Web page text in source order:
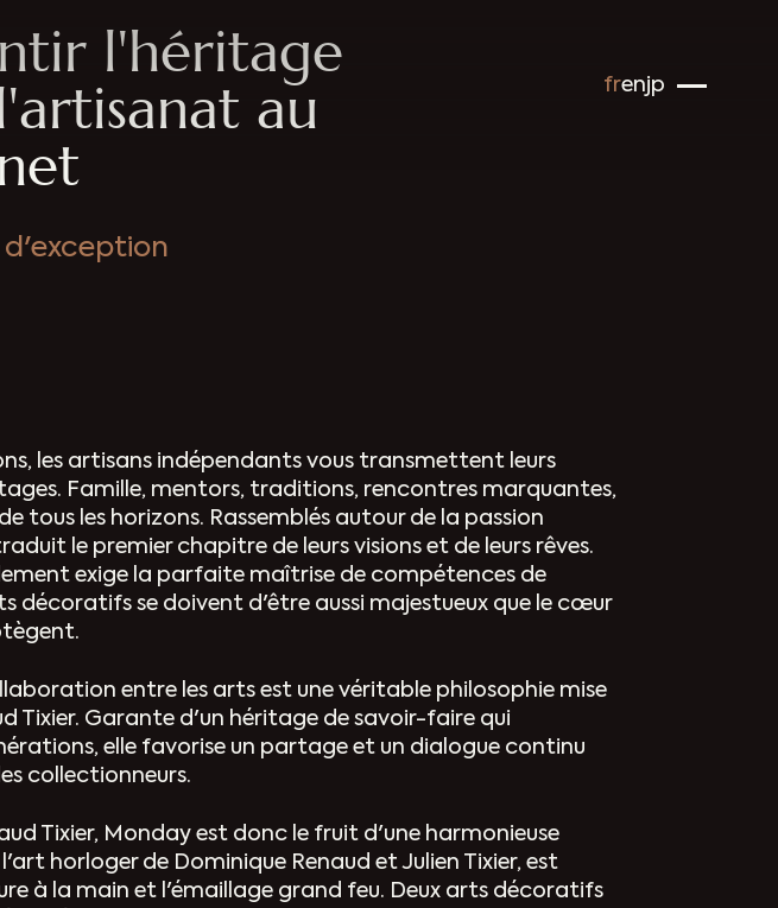
frenjp
l'héritage
au
d'exception
les artisans indépendants vous transmettent leurs
Famille, mentors, traditions, rencontres marquantes,
tous les horizons. Rassemblés autour de la passion
le premier chapitre de leurs visions et de leurs rêves.
exige la parfaite maîtrise de compétences de
décoratifs se doivent d'être aussi majestueux que le cœur
entre les arts est une véritable philosophie mise
Tixier. Garante d'un héritage de savoir-faire qui
elle favorise un partage et un dialogue continu
collectionneurs.
Tixier, Monday est donc le fruit d'une harmonieuse
horloger de Dominique Renaud et Julien Tixier, est
à la main et l'émaillage grand feu. Deux arts décoratifs